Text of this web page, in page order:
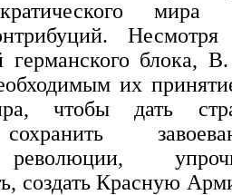
мира
германского блока,
их
чтобы дать
создать Красную